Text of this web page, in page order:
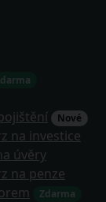
Nové
na investice
úvěry
na penze
Zdarma